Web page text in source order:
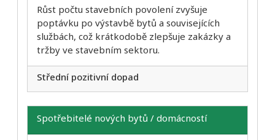
Růst počtu stavebních povolení zvyšuje
poptávku po výstavbě bytů a souvisejících
službách, což krátkodobě zlepšuje zakázky a
tržby ve stavebním sektoru.
Střední pozitivní dopad
Spotřebitelé nových bytů / domácností